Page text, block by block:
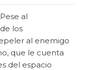
al
los
al enemigo
que le cuenta
del espacio